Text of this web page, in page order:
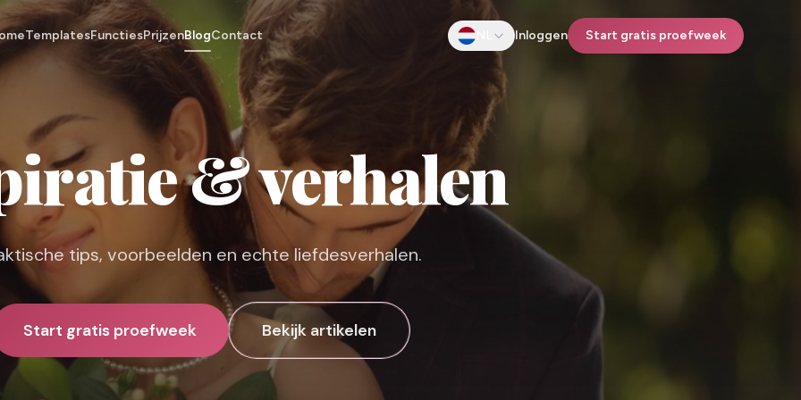
TemplatesFunctiesPrijzenBlogContact Inloggen Start gratis proefweek
& verhalen
tips, voorbeelden en echte liefdesverhalen.
Start gratis proefweek Bekijk artikelen